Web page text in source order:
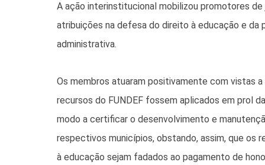
A ação interinstitucional mobilizou promotores
atribuições na defesa do direito à educação e da
administrativa.
Os membros atuaram positivamente com vistas a
recursos do FUNDEF fossem aplicados em prol
modo a certificar o desenvolvimento e
respectivos municípios, obstando, assim, que os
à educação sejam fadados ao pagamento de